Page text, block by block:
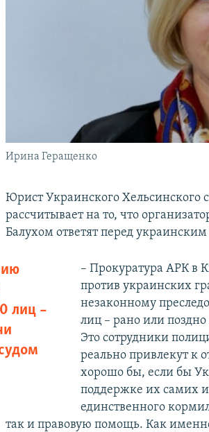
Ирина Геращенко
Юрист Украинского Хельсинского
рассчитывает на то, что
Балухом ответят перед
лиц –
– Прокуратура АРК в
против украинских
незаконному
лиц – рано или поздно
Это сотрудники
реально привлекут к
хорошо бы, если бы
поддержке их самих
единственного
так и правовую помощь. Как